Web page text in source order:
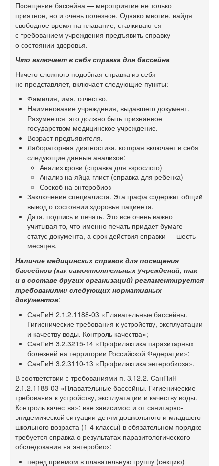
Посещение бассейна — мероприятие не только
приятное, но и очень полезное. Однако многие, найдя
свободное время на плавание, сталкиваются
с требованием учреждения предъявить справку
о состоянии здоровья.
Что включает в себя справка для бассейна
Ничего сложного подобная справка из себя
не представляет, включает следующие пункты:
Фамилия, имя, отчество.
Наименование учреждения, выдавшего документ.
Разумеется, это должно быть признанное
государством медицинское учреждение.
Возраст предъявителя.
Лабораторная диагностика, которая включает в себя
следующие данные анализов:
Анализ крови (справка для взрослого)
Анализ на яйца-глист (справка для ребенка)
Соскоб на энтеробиоз
Заключение специалиста. Эта графа содержит общий
вывод о состоянии здоровья пациента.
Дата, подпись и печать. Это все очень важно
учитывая то, что именно печать придает бумаге
статус документа, а срок действия справки — шесть
месяцев.
Наличие медицинских справок для посещения
бассейнов (как самостоятельных учреждений, так
и в составе других организаций) регламентируется
требованиями следующих нормативных
документов:
СанПиН 2.1.2.1188-03 «Плавательные бассейны.
Гигиенические требования к устройству, эксплуатации
и качеству воды. Контроль качества»;
СанПиН 3.2.3215-14 «Профилактика паразитарных
болезней на территории Российской Федерации»;
СанПиН 3.2.3110-13 «Профилактика энтеробиоза».
В соответствии с требованиями п. 3.12.2. СанПиН
2.1.2.1188-03 «Плавательные бассейны. Гигиенические
требования к устройству, эксплуатации и качеству воды.
Контроль качества»: вне зависимости от санитарно-
эпидемической ситуации детям дошкольного и младшего
школьного возраста (1-4 классы) в обязательном порядке
требуется справка о результатах паразитологического
обследования на энтеробиоз:
перед приемом в плавательную группу (секцию)